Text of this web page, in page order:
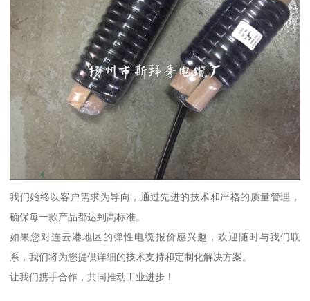
我们始终以客户需求为导向，通过先进的技术和严格的质量管理，
确保每一款产品都达到高标准。
如果您对连云港地区的弹性电缆报价感兴趣，欢迎随时与我们联
系，我们将为您提供详细的技术支持和定制化解决方案。
让我们携手合作，共同推动工业进步！